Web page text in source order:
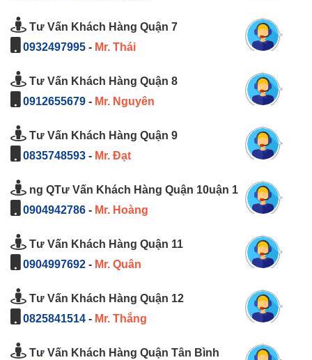
Tư Vấn Khách Hàng Quận 7
0932497995 - Mr. Thái
Tư Vấn Khách Hàng Quận 8
0912655679 - Mr. Nguyên
Tư Vấn Khách Hàng Quận 9
0835748593 - Mr. Đạt
ng QTư Vấn Khách Hàng Quận 10uận 1
0904942786 - Mr. Hoàng
Tư Vấn Khách Hàng Quận 11
0904997692 - Mr. Quân
Tư Vấn Khách Hàng Quận 12
0825841514 - Mr. Thắng
Tư Vấn Khách Hàng Quận Tân Bình